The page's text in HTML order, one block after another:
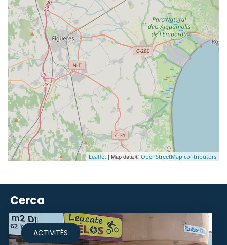
Leaflet | Map data © OpenStreetMap contributors
Cerca
ACTIVITÉS